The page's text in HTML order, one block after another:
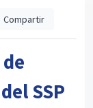
Compartir
SSP